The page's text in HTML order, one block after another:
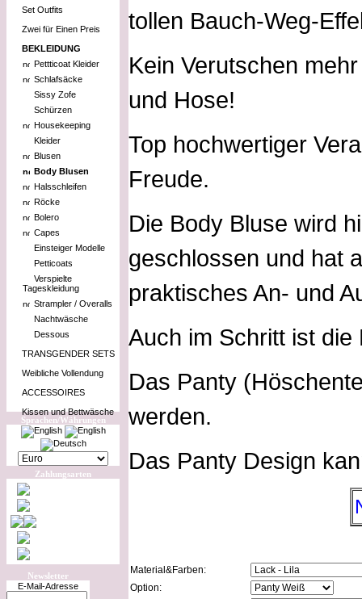
Set Outfits
Zwei für Einen Preis
BEKLEIDUNG
Pettticoat Kleider
Schlafsäcke
Sissy Zofe
Schürzen
Housekeeping
Kleider
Blusen
Body Blusen
Halsschleifen
Röcke
Bolero
Capes
Einsteiger Modelle
Petticoats
Verspielte
Tageskleidung
Strampler / Overalls
Nachtwäsche
Dessous
TRANSGENDER SETS
Weibliche Vollendung
ACCESSOIRES
Kissen und Bettwäsche
Sprachen/Währungen
Zahlungsarten
Newsletter
E-Mail-Adresse
tollen Bauch-Weg-
Kein Verutschen
und Hose!
Top hochwertiger
Freude.
Die Body Bluse wird
geschlossen und hat
praktisches An- und
Auch im Schritt ist
Das Panty
werden.
Das Panty Design
Material&Farben:
Option: